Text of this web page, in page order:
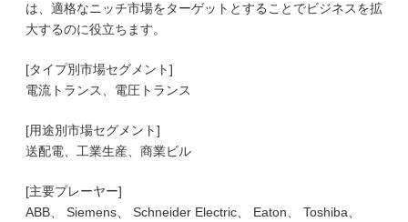
は、適格なニッチ市場をターゲットとすることでビジネスを拡
大するのに役立ちます。
[タイプ別市場セグメント]
電流トランス、電圧トランス
[用途別市場セグメント]
送配電、工業生産、商業ビル
[主要プレーヤー]
ABB、 Siemens、 Schneider Electric、 Eaton、 Toshiba、